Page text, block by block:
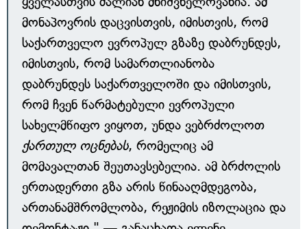
მონაპოვრის დაცვისთვის, იმისთვის, რომ
საქართველო ევროპულ გზაზე დაბრუნდეს,
იმისთვის, რომ სამართლიანობა
დაბრუნდეს საქართველოში და იმისთვის,
რომ ჩვენ წარმატებული ევროპული
სახელმწიფო ვიყოთ, უნდა ვებრძოლოთ
ქართულ ოცნებას, რომელიც ამ
მომავალთან შეუთავსებელია. ამ ბრძოლის
ერთადერთი გზა არის წინააღმდეგობა,
ართანამშრომლობა, რეჟიმის იზოლაცია და